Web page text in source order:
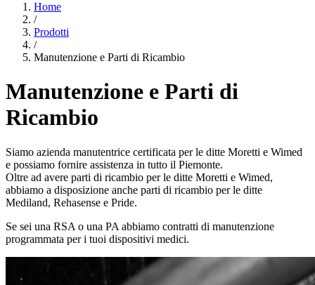
Home
/
Prodotti
/
Manutenzione e Parti di Ricambio
Manutenzione e Parti di
Ricambio
Siamo azienda manutentrice certificata per le ditte Moretti e Wimed
e possiamo fornire assistenza in tutto il Piemonte.
Oltre ad avere parti di ricambio per le ditte Moretti e Wimed,
abbiamo a disposizione anche parti di ricambio per le ditte
Mediland, Rehasense e Pride.
Se sei una RSA o una PA abbiamo contratti di manutenzione
programmata per i tuoi dispositivi medici.